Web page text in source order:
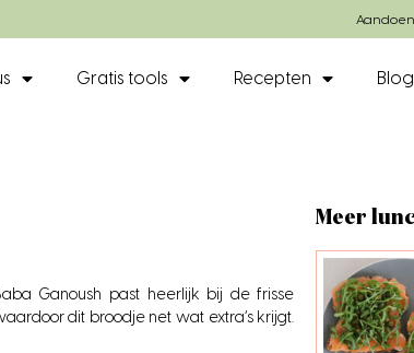
Gratis tools Recepten Blog
Ganoush past heerlijk bij de frisse
dit broodje net wat extra’s krijgt.
Meer